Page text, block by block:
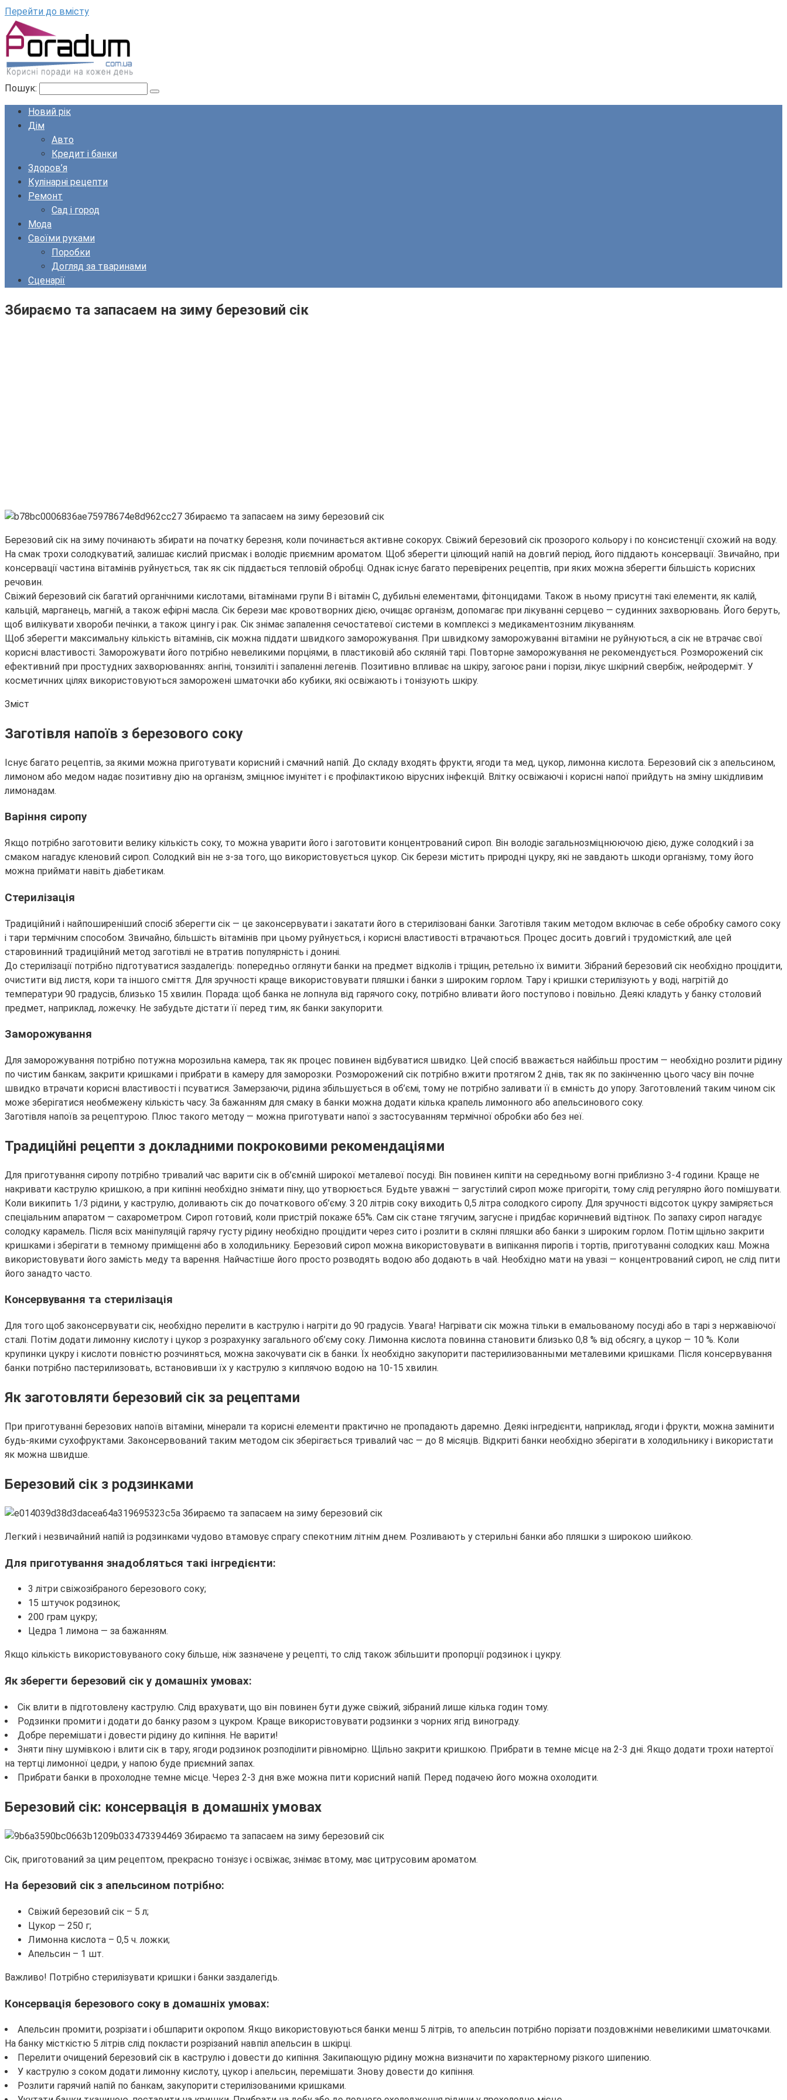
Перейти до вмісту
Пошук:
Новий рік
Дім
Авто
Кредит і банки
Здоров’я
Кулінарні рецепти
Ремонт
Сад і город
Мода
Своїми руками
Поробки
Догляд за тваринами
Сценарії
Збираємо та запасаем на зиму березовий сік
Березовий сік на зиму починають збирати на початку березня, коли починається активне сокорух. Свіжий березовий сік прозорого кольору і по консистенції схожий на воду.
На смак трохи солодкуватий, залишає кислий присмак і володіє приємним ароматом. Щоб зберегти цілющий напій на довгий період, його піддають консервації. Звичайно, при
консервації частина вітамінів руйнується, так як сік піддається тепловій обробці. Однак існує багато перевірених рецептів, при яких можна зберегти більшість корисних
речовин.
Свіжий березовий сік багатий органічними кислотами, вітамінами групи B і вітамін С, дубильні елементами, фітонцидами. Також в ньому присутні такі елементи, як калій,
кальцій, марганець, магній, а також ефірні масла. Сік берези має кровотворних дією, очищає організм, допомагає при лікуванні серцево — судинних захворювань. Його беруть,
щоб вилікувати хвороби печінки, а також цингу і рак. Сік знімає запалення сечостатевої системи в комплексі з медикаментозним лікуванням.
Щоб зберегти максимальну кількість вітамінів, сік можна піддати швидкого заморожування. При швидкому заморожуванні вітаміни не руйнуються, а сік не втрачає свої
корисні властивості. Заморожувати його потрібно невеликими порціями, в пластиковій або скляній тарі. Повторне заморожування не рекомендується. Розморожений сік
ефективний при простудних захворюваннях: ангіні, тонзиліті і запаленні легенів. Позитивно впливає на шкіру, загоює рани і порізи, лікує шкірний свербіж, нейродерміт. У
косметичних цілях використовуються заморожені шматочки або кубики, які освіжають і тонізують шкіру.
Зміст
Заготівля напоїв з березового соку
Існує багато рецептів, за якими можна приготувати корисний і смачний напій. До складу входять фрукти, ягоди та мед, цукор, лимонна кислота. Березовий сік з апельсином,
лимоном або медом надає позитивну дію на організм, зміцнює імунітет і є профілактикою вірусних інфекцій. Влітку освіжаючі і корисні напої прийдуть на зміну шкідливим
лимонадам.
Варіння сиропу
Якщо потрібно заготовити велику кількість соку, то можна уварити його і заготовити концентрований сироп. Він володіє загальнозміцнюючою дією, дуже солодкий і за
смаком нагадує кленовий сироп. Солодкий він не з-за того, що використовується цукор. Сік берези містить природні цукру, які не завдають шкоди організму, тому його
можна приймати навіть діабетикам.
Стерилізація
Традиційний і найпоширеніший спосіб зберегти сік — це законсервувати і закатати його в стерилізовані банки. Заготівля таким методом включає в себе обробку самого соку
і тари термічним способом. Звичайно, більшість вітамінів при цьому руйнується, і корисні властивості втрачаються. Процес досить довгий і трудомісткий, але цей
старовинний традиційний метод заготівлі не втратив популярність і донині.
До стерилізації потрібно підготуватися заздалегідь: попередньо оглянути банки на предмет відколів і тріщин, ретельно їх вимити. Зібраний березовий сік необхідно процідити,
очистити від листя, кори та іншого сміття. Для зручності краще використовувати пляшки і банки з широким горлом. Тару і кришки стерилізують у воді, нагрітій до
температури 90 градусів, близько 15 хвилин. Порада: щоб банка не лопнула від гарячого соку, потрібно вливати його поступово і повільно. Деякі кладуть у банку столовий
предмет, наприклад, ложечку. Не забудьте дістати її перед тим, як банки закупорити.
Заморожування
Для заморожування потрібно потужна морозильна камера, так як процес повинен відбуватися швидко. Цей спосіб вважається найбільш простим — необхідно розлити рідину
по чистим банкам, закрити кришками і прибрати в камеру для заморозки. Розморожений сік потрібно вжити протягом 2 днів, так як по закінченню цього часу він почне
швидко втрачати корисні властивості і псуватися. Замерзаючи, рідина збільшується в об’ємі, тому не потрібно заливати її в ємність до упору. Заготовлений таким чином сік
може зберігатися необмежену кількість часу. За бажанням для смаку в банки можна додати кілька крапель лимонного або апельсинового соку.
Заготівля напоїв за рецептурою. Плюс такого методу — можна приготувати напої з застосуванням термічної обробки або без неї.
Традиційні рецепти з докладними покроковими рекомендаціями
Для приготування сиропу потрібно тривалий час варити сік в об’ємній широкої металевої посуді. Він повинен кипіти на середньому вогні приблизно 3-4 години. Краще не
накривати каструлю кришкою, а при кипінні необхідно знімати піну, що утворюється. Будьте уважні — загустілий сироп може пригоріти, тому слід регулярно його помішувати.
Коли википить 1/3 рідини, у каструлю, доливають сік до початкового об’єму. З 20 літрів соку виходить 0,5 літра солодкого сиропу. Для зручності відсоток цукру заміряється
спеціальним апаратом — сахарометром. Сироп готовий, коли пристрій покаже 65%. Сам сік стане тягучим, загусне і придбає коричневий відтінок. По запаху сироп нагадує
солодку карамель. Після всіх маніпуляцій гарячу густу рідину необхідно процідити через сито і розлити в скляні пляшки або банки з широким горлом. Потім щільно закрити
кришками і зберігати в темному приміщенні або в холодильнику. Березовий сироп можна використовувати в випікання пирогів і тортів, приготуванні солодких каш. Можна
використовувати його замість меду та варення. Найчастіше його просто розводять водою або додають в чай. Необхідно мати на увазі — концентрований сироп, не слід пити
його занадто часто.
Консервування та стерилізація
Для того щоб законсервувати сік, необхідно перелити в каструлю і нагріти до 90 градусів. Увага! Нагрівати сік можна тільки в емальованому посуді або в тарі з нержавіючої
сталі. Потім додати лимонну кислоту і цукор з розрахунку загального об’єму соку. Лимонна кислота повинна становити близько 0,8 % від обсягу, а цукор — 10 %. Коли
крупинки цукру і кислоти повністю розчиняться, можна закочувати сік в банки. Їх необхідно закупорити пастерилизованными металевими кришками. Після консервування
банки потрібно пастерилизовать, встановивши їх у каструлю з киплячою водою на 10-15 хвилин.
Як заготовляти березовий сік за рецептами
При приготуванні березових напоїв вітаміни, мінерали та корисні елементи практично не пропадають даремно. Деякі інгредієнти, наприклад, ягоди і фрукти, можна замінити
будь-якими сухофруктами. Законсервований таким методом сік зберігається тривалий час — до 8 місяців. Відкриті банки необхідно зберігати в холодильнику і використати
як можна швидше.
Березовий сік з родзинками
Легкий і незвичайний напій із родзинками чудово втамовує спрагу спекотним літнім днем. Розливають у стерильні банки або пляшки з широкою шийкою.
Для приготування знадобляться такі інгредієнти:
3 літри свіжозібраного березового соку;
15 штучок родзинок;
200 грам цукру;
Цедра 1 лимона — за бажанням.
Якщо кількість використовуваного соку більше, ніж зазначене у рецепті, то слід також збільшити пропорції родзинок і цукру.
Як зберегти березовий сік у домашніх умовах:
Сік влити в підготовлену каструлю. Слід врахувати, що він повинен бути дуже свіжий, зібраний лише кілька годин тому.
Родзинки промити і додати до банку разом з цукром. Краще використовувати родзинки з чорних ягід винограду.
Добре перемішати і довести рідину до кипіння. Не варити!
Зняти піну шумівкою і влити сік в тару, ягоди родзинок розподілити рівномірно. Щільно закрити кришкою. Прибрати в темне місце на 2-3 дні. Якщо додати трохи натертої
на тертці лимонної цедри, у напою буде приємний запах.
Прибрати банки в прохолодне темне місце. Через 2-3 дня вже можна пити корисний напій. Перед подачею його можна охолодити.
Березовий сік: консервація в домашніх умовах
Сік, приготований за цим рецептом, прекрасно тонізує і освіжає, знімає втому, має цитрусовим ароматом.
На березовий сік з апельсином потрібно:
Свіжий березовий сік – 5 л;
Цукор — 250 г;
Лимонна кислота – 0,5 ч. ложки;
Апельсин – 1 шт.
Важливо! Потрібно стерилізувати кришки і банки заздалегідь.
Консервація березового соку в домашніх умовах:
Апельсин промити, розрізати і обшпарити окропом. Якщо використовуються банки менш 5 літрів, то апельсин потрібно порізати поздовжніми невеликими шматочками.
На банку місткістю 5 літрів слід покласти розрізаний навпіл апельсин в шкірці.
Перелити очищений березовий сік в каструлю і довести до кипіння. Закипающую рідину можна визначити по характерному різкого шипению.
У каструлю з соком додати лимонну кислоту, цукор і апельсин, перемішати. Знову довести до кипіння.
Розлити гарячий напій по банкам, закупорити стерилізованими кришками.